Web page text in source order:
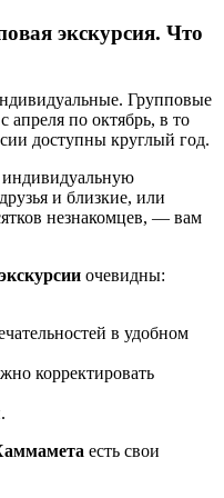
экскурсия. Что
Групповые
апреля по октябрь, в то
доступны круглый год.
индивидуальную
и близкие, или
незнакомцев, — вам
очевидны:
в удобном
корректировать
есть свои